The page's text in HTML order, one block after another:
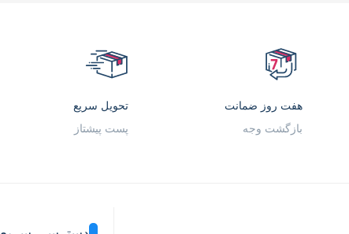
هفت روز ضمانت
بازگشت وجه
تحویل سریع
پست پیشتاز